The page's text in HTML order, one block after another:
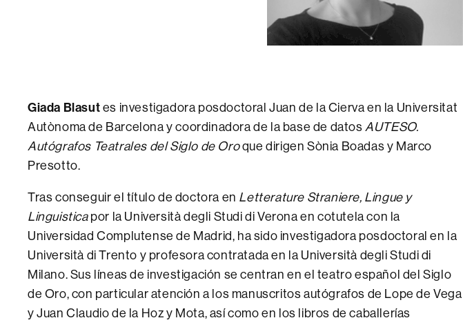
Giada Blasutes investigadora posdoctoral Juan de la Cierva en la Universitat
Autònoma de Barcelona y coordinadora de la base de datos AUTESO.
Autógrafos Teatrales del Siglo de Oroque dirigen Sònia Boadas y Marco
Presotto.
Tras conseguir el título de doctora en Letterature Straniere, Lingue y
Linguisticapor la Università degli Studi di Verona en cotutela con la
Universidad Complutense de Madrid, ha sido investigadora posdoctoral en la
Università di Trento y profesora contratada en la Università degli Studi di
Milano. Sus líneas de investigación se centran en el teatro español del Siglo
de Oro, con particular atención a los manuscritos autógrafos de Lope de Vega
y Juan Claudio de la Hoz y Mota, así como en los libros de caballerías